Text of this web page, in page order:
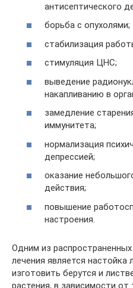
антисептического
борьба с опухолями;
стабилизация
стимуляция ЦНС;
выведение
накапливанию в
замедление
иммунитета;
нормализация
депрессией;
оказание
действия;
повышение
настроения.
Одним из
лечения является
изготовить берутся и
растения, в зависимости от